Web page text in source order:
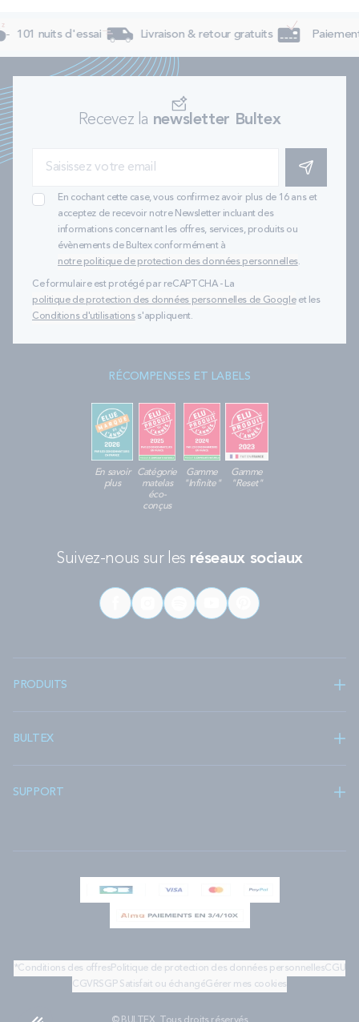
101 nuits d'essai Livraison & retour gratuits
Recevez la newsletter Bultex
S'INSCRIRE
En cochant cette case, vous confirmez avoir plus de 16 ans et
acceptez de recevoir notre Newsletter incluant des
informations concernant les offres, services, produits ou
évènements de Bultex conformément à
notre politique de protection des données personnelles.
Ce formulaire est protégé par reCAPTCHA - La
politique de protection des données personnelles de Googleet les
Conditions d'utilisationss'appliquent.
RÉCOMPENSES ET LABELS
En savoir
plus
Catégorie
matelas
éco-
conçus
Gamme
"Infinite"
Gamme
"Reset"
Suivez-nous sur les réseaux sociaux
PRODUITS
BULTEX
SUPPORT
*Conditions des offresPolitique de protection des données personnellesCGU
CGV RSGP Satisfait ou échangéGérer mes cookies